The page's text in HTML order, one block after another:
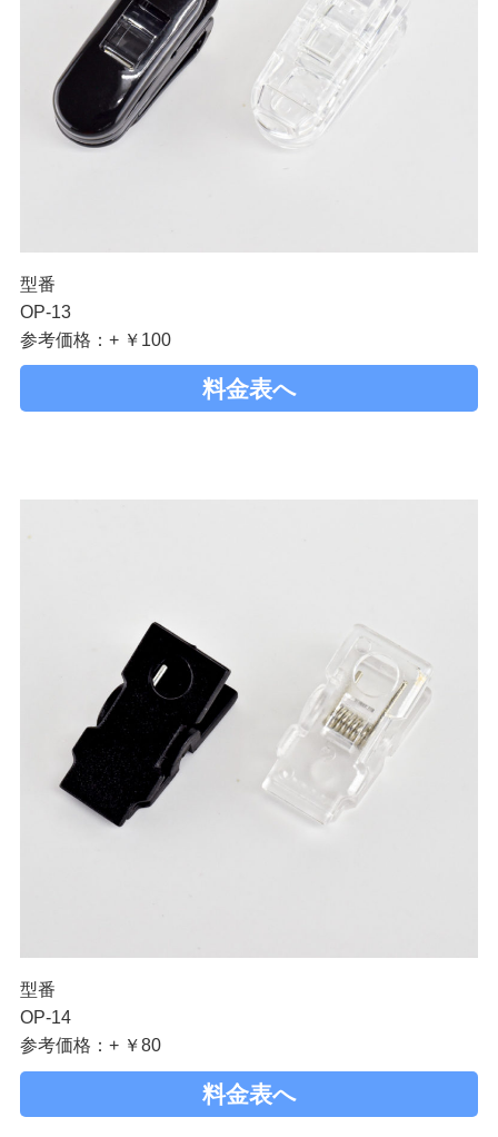
型番
OP-13
参考価格：+ ￥100
料金表へ
型番
OP-14
参考価格：+ ￥80
料金表へ